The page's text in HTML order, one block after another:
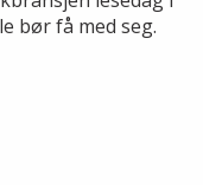
bør få med seg.